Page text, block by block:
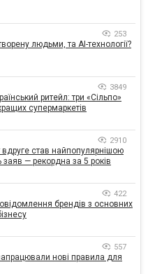
253
людьми, та AI-технології?
3849
ритейл: три «Сільпо»
супермаркетів
2910
став найпопулярнішою
заяв — рекордна за 5 років
422
брендів з основних
557
нові правила для